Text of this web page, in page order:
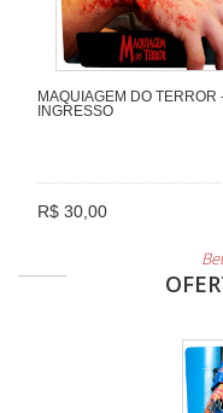
MAQUIAGEM DO TERROR
INGRESSO
R$ 30,00